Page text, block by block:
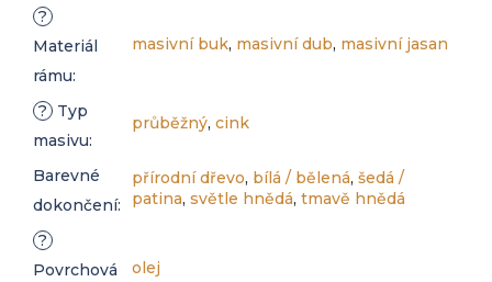
?
Materiál
rámu:
masivní buk, masivní dub, masivní jasan
?
Typ
masivu:
průběžný, cink
Barevné
dokončení:
přírodní dřevo, bílá / bělená, šedá /
patina, světle hnědá, tmavě hnědá
?
Povrchová
olej